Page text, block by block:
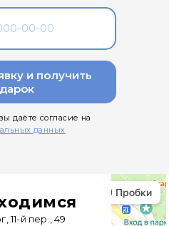
и получить
даёте согласие на
данных
11-й пер., 49